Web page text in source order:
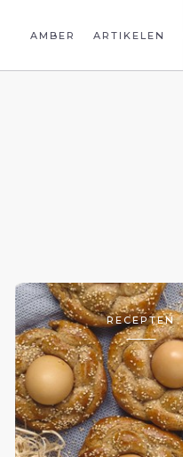
AMBER ARTIKELEN
RECEPTEN